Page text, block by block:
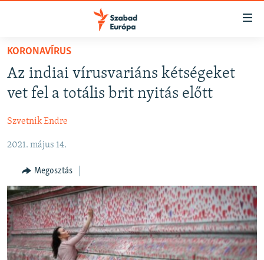
Akadálymentes
Ugrás
fő
oldalra
Ugrás
NAPIRENDEN
AKTUÁLIS
VIDEÓK
ELEMZŐ
NER15
SZABADON
TÁRSADALOM
DEMOKRÁCIA
A PÉNZ NYOMÁBAN
KORONAVÍRUS
Az indiai vírusvariáns kétségeket
vet fel a totális brit nyitás előtt
Szvetnik Endre
2021. május 14.
Megosztás
FELIRATKOZÁS